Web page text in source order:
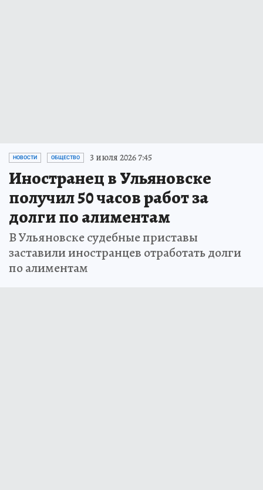
НОВОСТИ ОБЩЕСТВО 3 июля 2026 7:45
Иностранец в Ульяновске
получил 50 часов работ за
долги по алиментам
В Ульяновске судебные приставы
заставили иностранцев отработать долги
по алиментам